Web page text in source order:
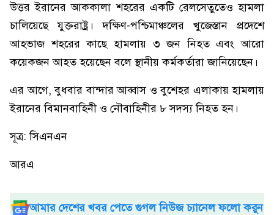
উত্তর ইরানের আককালা শহরের একটি রেলসেতুতেও হামলা
চালিয়েছে যুক্তরাষ্ট্র। দক্ষিণ-পশ্চিমাঞ্চলের খুজেস্তান প্রদেশে
আহভাজ শহরের কাছে হামলায় ৩ জন নিহত এবং আরো
কয়েকজন আহত হয়েছেন বলে স্থানীয় কর্মকর্তারা জানিয়েছেন।
এর আগে, বুধবার বান্দার আব্বাস ও বুশেহর এলাকায় হামলায়
ইরানের বিমানবাহিনী ও নৌবাহিনীর ৮ সদস্য নিহত হন।
সূত্র: সিএনএন
আরএ
আমার দেশের খবর পেতে গুগল নিউজ চ্যানেল ফলো করুন